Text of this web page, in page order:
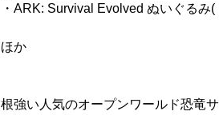
・ARK: Survival Evolved ぬいぐるみ
ほか
根強い人気のオープンワールド恐竜